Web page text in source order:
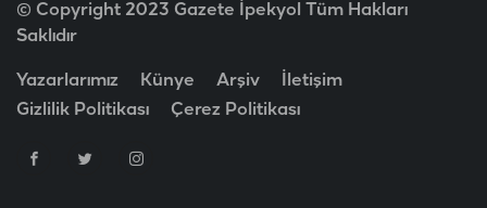
© Copyright 2023 Gazete İpekyol Tüm Hakları
Saklıdır
Yazarlarımız Künye Arşiv
İletişim
Gizlilik Politikası
Çerez Politikası